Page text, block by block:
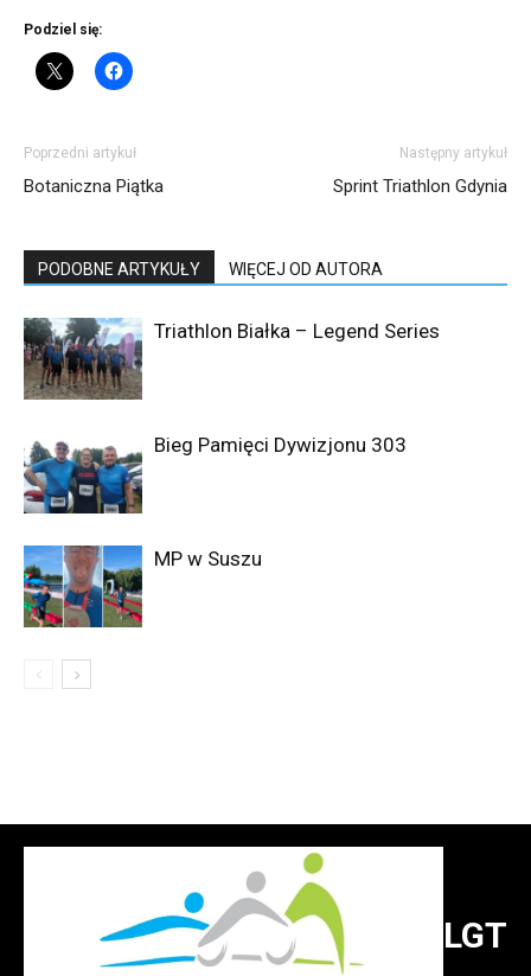
Podziel się:
Poprzedni artykuł
Botaniczna Piątka
Następny artykuł
Sprint Triathlon Gdynia
PODOBNE ARTYKUŁY WIĘCEJ OD AUTORA
Triathlon Białka – Legend Series
Bieg Pamięci Dywizjonu 303
MP w Suszu
LGT